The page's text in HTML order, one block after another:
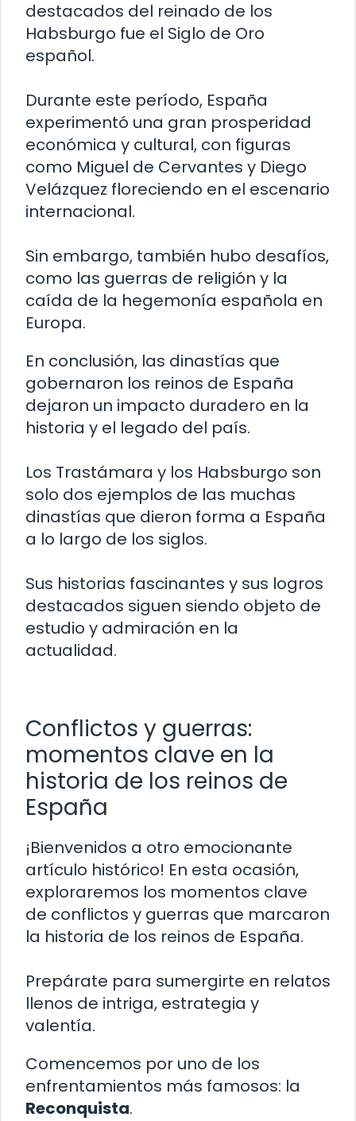
destacados del reinado de los
Habsburgo fue el Siglo de Oro
español.
Durante este período, España
experimentó una gran prosperidad
económica y cultural, con figuras
como Miguel de Cervantes y Diego
Velázquez floreciendo en el escenario
internacional.
Sin embargo, también hubo desafíos,
como las guerras de religión y la
caída de la hegemonía española en
Europa.
En conclusión, las dinastías que
gobernaron los reinos de España
dejaron un impacto duradero en la
historia y el legado del país.
Los Trastámara y los Habsburgo son
solo dos ejemplos de las muchas
dinastías que dieron forma a España
a lo largo de los siglos.
Sus historias fascinantes y sus logros
destacados siguen siendo objeto de
estudio y admiración en la
actualidad.
Conflictos y guerras:
momentos clave en la
historia de los reinos de
España
¡Bienvenidos a otro emocionante
artículo histórico! En esta ocasión,
exploraremos los momentos clave
de conflictos y guerras que marcaron
la historia de los reinos de España.
Prepárate para sumergirte en relatos
llenos de intriga, estrategia y
valentía.
Comencemos por uno de los
enfrentamientos más famosos: la
Reconquista.